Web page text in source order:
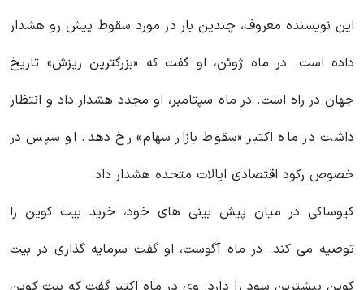
این نویسنده معروف، چندین بار در مورد سقوط پیش رو هشدار
داده است. در ماه ژوئن، او گفت که «بزرگترین ریزش» تاریخ
جهان در راه است. در ماه سپتامبر، او مجدد هشدار داد و انتظار
داشت در ماه اکتبر «سقوط بازار سهام» رخ دهد. او سپس در
خصوص رکود اقتصادی ایالات متحده هشدار داد.
کیوساکی در میان پیش بینی های خود، خرید بیت کوین را
توصیه می کند. در ماه آگوست، او گفت سرمایه گذاری در بیت